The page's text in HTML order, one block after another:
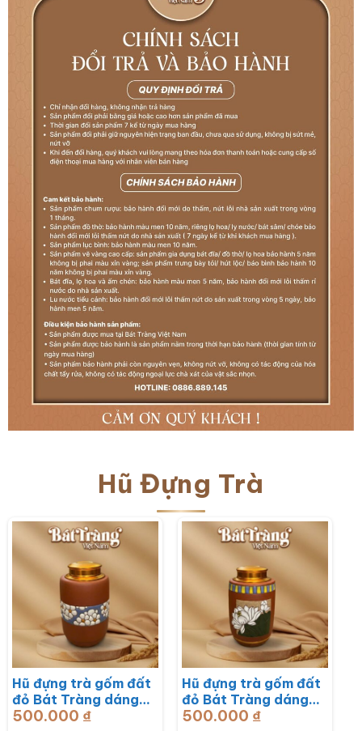
Hũ Đựng Trà
Hũ đựng trà gốm đất
đỏ Bát Tràng dáng
trụ hoạ tiết hoa mai
500.000 ₫
Hũ đựng trà gốm đất
đỏ Bát Tràng dáng
trụ hoạ tiết hoa sen
500.000 ₫